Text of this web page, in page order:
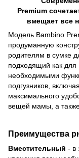
Premium
вмещает все
Модель Bambino
продуманную
родителям в сумке
подходящий как
необходимыми
подгузников,
максимального
вещей мамы, а также
Преимущества
Вместительный - в